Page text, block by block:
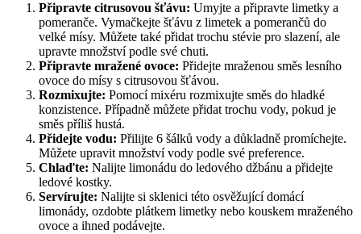
Připravte citrusovou šťávu: Umyjte a připravte limetky a
pomeranče. Vymačkejte šťávu z limetek a pomerančů do
velké mísy. Můžete také přidat trochu stévie pro slazení, ale
upravte množství podle své chuti.
Připravte mražené ovoce: Přidejte mraženou směs lesního
ovoce do mísy s citrusovou šťávou.
Rozmixujte: Pomocí mixéru rozmixujte směs do hladké
konzistence. Případně můžete přidat trochu vody, pokud je
směs příliš hustá.
Přidejte vodu: Přilijte 6 šálků vody a důkladně promíchejte.
Můžete upravit množství vody podle své preference.
Chlaďte: Nalijte limonádu do ledového džbánu a přidejte
ledové kostky.
Servírujte: Nalijte si sklenici této osvěžující domácí
limonády, ozdobte plátkem limetky nebo kouskem mraženého
ovoce a ihned podávejte.